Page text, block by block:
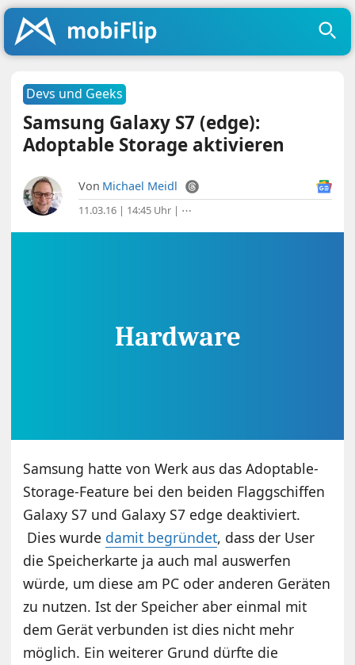
Devs und Geeks
Samsung Galaxy S7 (edge):
Adoptable Storage aktivieren
Von Michael Meidl
11.03.16 | 14:45 Uhr | ⋯
Samsung hatte von Werk aus das Adoptable-
Storage-Feature bei den beiden Flaggschiffen
Galaxy S7 und Galaxy S7 edge deaktiviert.
Dies wurde damit begründet, dass der User
die Speicherkarte ja auch mal auswerfen
würde, um diese am PC oder anderen Geräten
zu nutzen. Ist der Speicher aber einmal mit
dem Gerät verbunden ist dies nicht mehr
möglich. Ein weiterer Grund dürfte die